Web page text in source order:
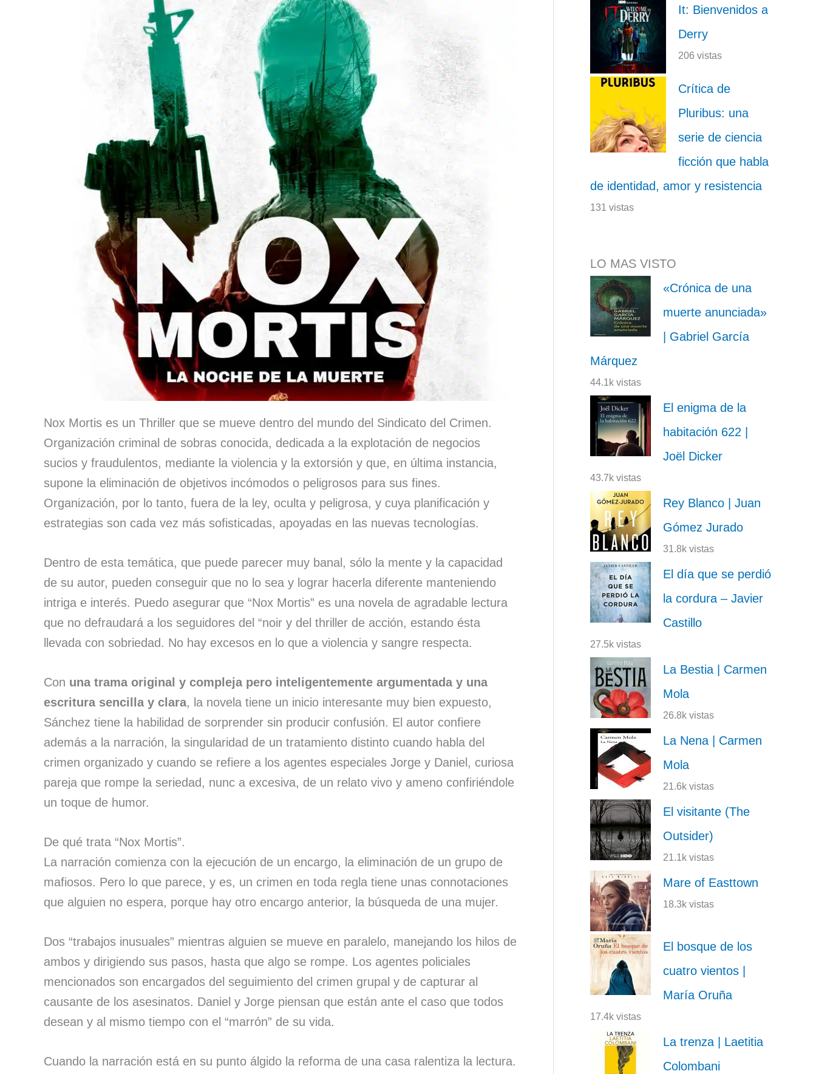
Nox Mortis es un Thriller que se mueve dentro del mundo del Sindicato del Crimen.
Organización criminal de sobras conocida, dedicada a la explotación de negocios
sucios y fraudulentos, mediante la violencia y la extorsión y que, en última instancia,
supone la eliminación de objetivos incómodos o peligrosos para sus fines.
Organización, por lo tanto, fuera de la ley, oculta y peligrosa, y cuya planificación y
estrategias son cada vez más sofisticadas, apoyadas en las nuevas tecnologías.
Dentro de esta temática, que puede parecer muy banal, sólo la mente y la capacidad
de su autor, pueden conseguir que no lo sea y lograr hacerla diferente manteniendo
intriga e interés. Puedo asegurar que “Nox Mortis” es una novela de agradable lectura
que no defraudará a los seguidores del “noir y del thriller de acción, estando ésta
llevada con sobriedad. No hay excesos en lo que a violencia y sangre respecta.
Con una trama original y compleja pero inteligentemente argumentada y una
escritura sencilla y clara, la novela tiene un inicio interesante muy bien expuesto,
Sánchez tiene la habilidad de sorprender sin producir confusión. El autor confiere
además a la narración, la singularidad de un tratamiento distinto cuando habla del
crimen organizado y cuando se refiere a los agentes especiales Jorge y Daniel, curiosa
pareja que rompe la seriedad, nunc a excesiva, de un relato vivo y ameno confiriéndole
un toque de humor.
De qué trata “Nox Mortis”.
La narración comienza con la ejecución de un encargo, la eliminación de un grupo de
mafiosos. Pero lo que parece, y es, un crimen en toda regla tiene unas connotaciones
que alguien no espera, porque hay otro encargo anterior, la búsqueda de una mujer.
Dos “trabajos inusuales” mientras alguien se mueve en paralelo, manejando los hilos de
ambos y dirigiendo sus pasos, hasta que algo se rompe. Los agentes policiales
mencionados son encargados del seguimiento del crimen grupal y de capturar al
causante de los asesinatos. Daniel y Jorge piensan que están ante el caso que todos
desean y al mismo tiempo con el “marrón” de su vida.
Cuando la narración está en su punto álgido la reforma de una casa ralentiza la lectura.
It: Bienvenidos a
Derry
206 vistas
Crítica de
Pluribus: una
serie de ciencia
ficción que habla
de identidad, amor y resistencia
131 vistas
LO MAS VISTO
«Crónica de una
muerte anunciada»
| Gabriel García
Márquez
44.1k vistas
El enigma de la
habitación 622 |
Joël Dicker
43.7k vistas
Rey Blanco | Juan
Gómez Jurado
31.8k vistas
El día que se perdió
la cordura – Javier
Castillo
27.5k vistas
La Bestia | Carmen
Mola
26.8k vistas
La Nena | Carmen
Mola
21.6k vistas
El visitante (The
Outsider)
21.1k vistas
Mare of Easttown
18.3k vistas
El bosque de los
cuatro vientos |
María Oruña
17.4k vistas
La trenza | Laetitia
Colombani